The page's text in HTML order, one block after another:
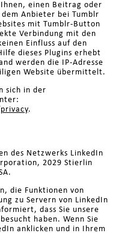
einen Beitrag oder
Anbieter bei Tumblr
mit Tumblr-Button
Verbindung mit den
Einfluss auf den
dieses Plugins erhebt
werden die IP-Adresse
Website übermittelt.
sich in der
.
des Netzwerks LinkedIn
2029 Stierlin
die Funktionen von
zu Servern von LinkedIn
dass Sie unsere
haben. Wenn Sie
anklicken und in Ihrem